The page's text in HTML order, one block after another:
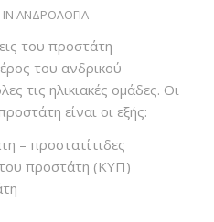
IN ΑΝΔΡΟΛΟΓΙΑ
του προστάτη
του ανδρικού
τις ηλικιακές ομάδες. Οι
είναι οι εξής:
– προστατίτιδες
προστάτη (ΚΥΠ)